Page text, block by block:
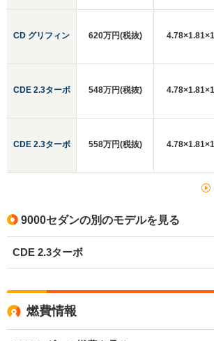
CD グリフィン
CDE 2.3ターボ
CDE 2.3ターボ
620万円(税抜)
548万円(税抜)
558万円(税抜)
9000セダンの別のモデルを見る
CDE 2.3ターボ
燃費情報